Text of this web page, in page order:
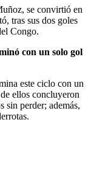
se convirtió en
tras sus dos goles
Congo.
con un solo gol
este ciclo con un
ellos concluyeron
perder; además,